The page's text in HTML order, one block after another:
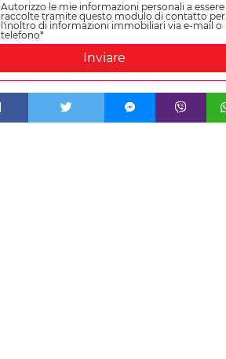
Autorizzo le mie informazioni personali a essere
raccolte tramite questo modulo di contatto per
l'inoltro di informazioni immobiliari via e-mail o
telefono*
Inviare